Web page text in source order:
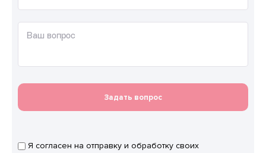
Ваш вопрос
Задать вопрос
Я согласен на отправку и обработку своих